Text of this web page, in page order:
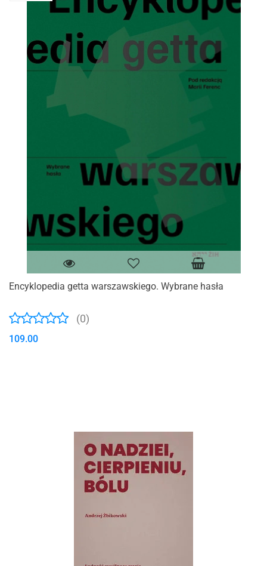
Encyklopedia getta warszawskiego. Wybrane hasła
(0)
109.00